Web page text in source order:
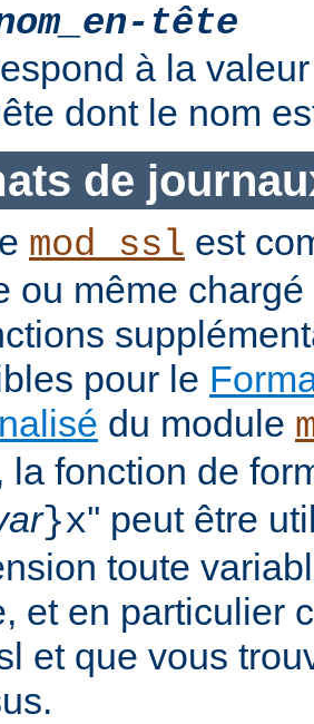
tête
à la
dont le nom
de
mod_ssl est
ou même
pour le
du module
la fonction de
}x'' peut être
toute
et en particulier
et que vous